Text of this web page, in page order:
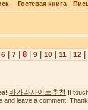
| Гостевая книга|
6| 7| 8| 9| 10| 11| 12|
바카라사이트추천 It
and leave a comment. Thank